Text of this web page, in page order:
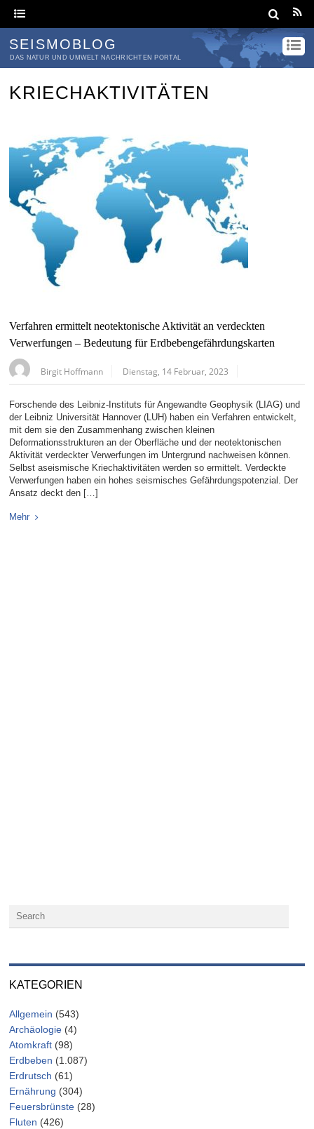
SEISMOBLOG
DAS NATUR UND UMWELT NACHRICHTEN PORTAL
KRIECHAKTIVITÄTEN
Verfahren ermittelt neotektonische Aktivität an verdeckten
Verwerfungen – Bedeutung für Erdbebengefährdungskarten
Birgit Hoffmann Dienstag, 14 Februar, 2023
Forschende des Leibniz-Instituts für Angewandte Geophysik (LIAG) und
der Leibniz Universität Hannover (LUH) haben ein Verfahren entwickelt,
mit dem sie den Zusammenhang zwischen kleinen
Deformationsstrukturen an der Oberfläche und der neotektonischen
Aktivität verdeckter Verwerfungen im Untergrund nachweisen können.
Selbst aseismische Kriechaktivitäten werden so ermittelt. Verdeckte
Verwerfungen haben ein hohes seismisches Gefährdungspotenzial. Der
Ansatz deckt den […]
Mehr
KATEGORIEN
Allgemein (543)
Archäologie (4)
Atomkraft (98)
Erdbeben (1.087)
Erdrutsch (61)
Ernährung (304)
Feuersbrünste (28)
Fluten (426)